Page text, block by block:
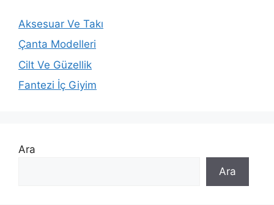
Aksesuar Ve Takı
Çanta Modelleri
Cilt Ve Güzellik
Fantezi İç Giyim
Ara
Ara